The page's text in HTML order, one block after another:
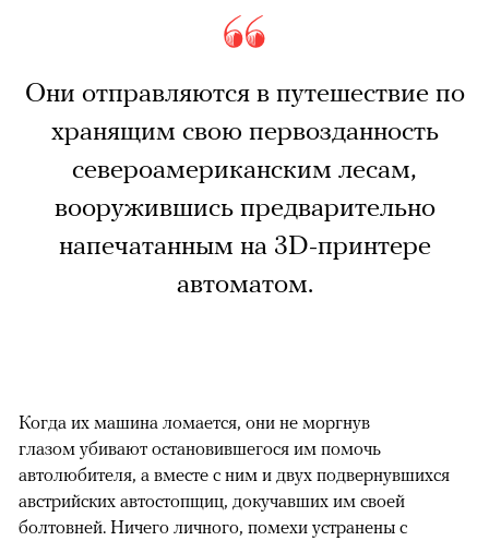
Они отправляются в путешествие по
хранящим свою первозданность
североамериканским лесам,
вооружившись предварительно
напечатанным на 3D-принтере
автоматом.
Когда их машина ломается, они не моргнув
глазом убивают остановившегося им помочь
автолюбителя, а вместе с ним и двух подвернувшихся
австрийских автостопщиц, докучавших им своей
болтовней. Ничего личного, помехи устранены с